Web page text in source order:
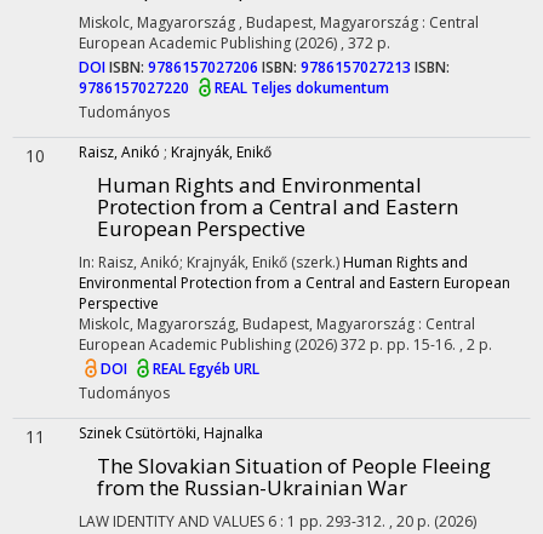
Miskolc, Magyarország , Budapest, Magyarország : Central
European Academic Publishing (2026) , 372 p.
DOIISBN: 9786157027206 ISBN: 9786157027213 ISBN:
9786157027220
REAL Teljes dokumentum
Tudományos
10 Raisz, Anikó ; Krajnyák, Enikő
Human Rights and Environmental
Protection from a Central and Eastern
European Perspective
In: Raisz, Anikó; Krajnyák, Enikő (szerk.) Human Rights and
Environmental Protection from a Central and Eastern European
Perspective
Miskolc, Magyarország, Budapest, Magyarország : Central
European Academic Publishing (2026)372 p. pp. 15-16. , 2 p.
DOI
REALEgyéb URL
Tudományos
11 Szinek Csütörtöki, Hajnalka
The Slovakian Situation of People Fleeing
from the Russian-Ukrainian War
LAW IDENTITY AND VALUES 6 : 1 pp. 293-312. , 20 p. (2026)